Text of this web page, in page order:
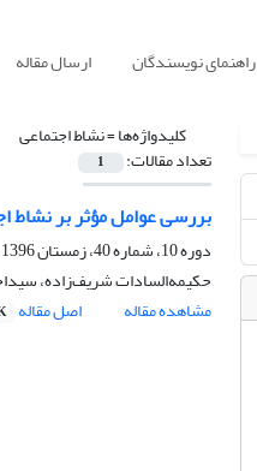
راهنمای نویسندگان ارسال مقاله
کلیدواژه‌ها =نشاط اجتماعی
تعداد مقالات: 1
بررسی عوامل مؤثر بر نشاط
دوره 10، شماره 40، زمستان 1396، صفحه
حکیمه‌السادات شریف‌زاده،
مشاهده مقاله
اصل مقاله